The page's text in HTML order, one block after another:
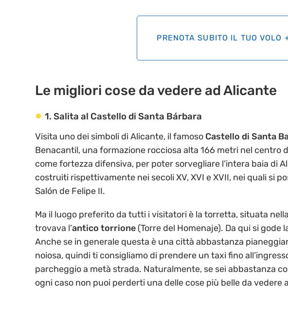
PRENOTA SUBITO IL TUO VOLO
Le migliori cose da vedere ad Alicante
1. Salita al Castello di Santa Bárbara
Visita uno dei simboli di Alicante, il famoso Castello di Santa
Benacantil, una formazione rocciosa alta 166 metri nel centro
come fortezza difensiva, per poter sorvegliare l’intera baia di
costruiti rispettivamente nei secoli XV, XVI e XVII, nei quali si
Salón de Felipe II.
Ma il luogo preferito da tutti i visitatori è la torretta, situata
trovava l’antico torrione (Torre del Homenaje). Da qui si
Anche se in generale questa è una città abbastanza
noiosa, quindi ti consigliamo di prendere un taxi fino
parcheggio a metà strada. Naturalmente, se sei abbastanza
ogni caso non puoi perderti una delle cose più belle da vedere